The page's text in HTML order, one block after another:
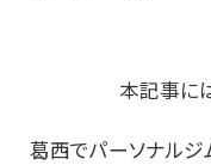
本記事に
葛西でパーソナルジ